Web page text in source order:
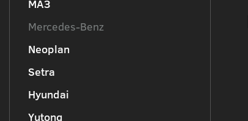
МАЗ
Mercedes-Benz
Neoplan
Setra
Hyundai
Yutong